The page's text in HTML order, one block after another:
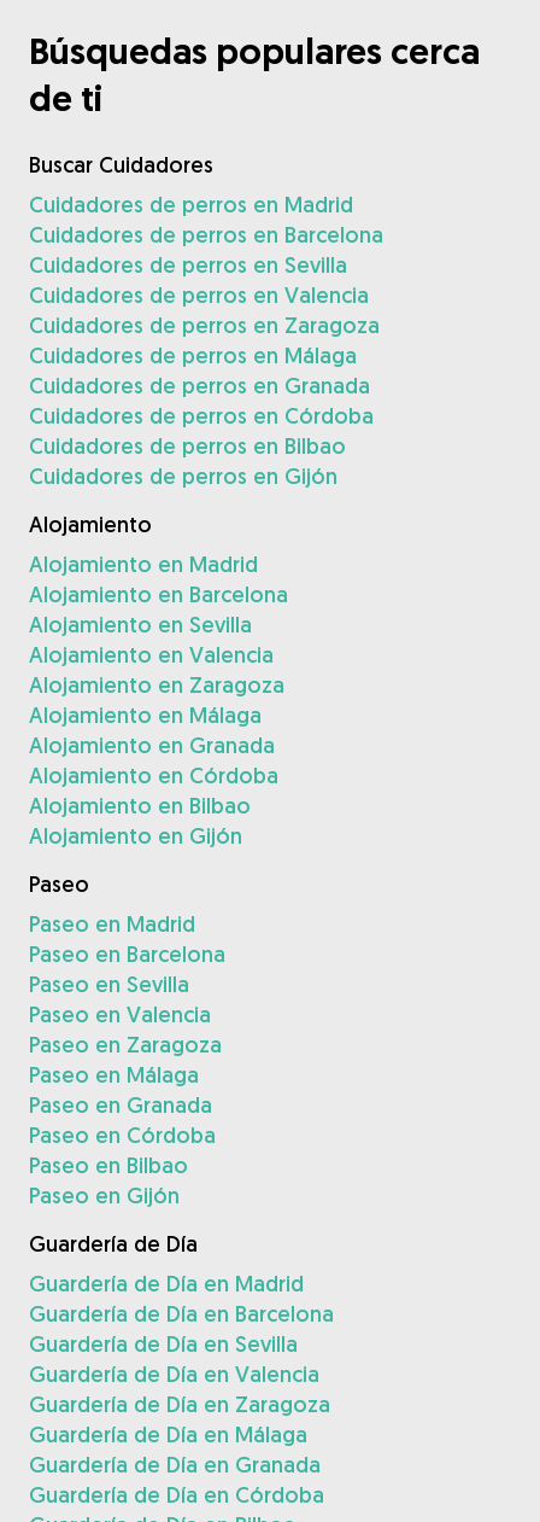
Búsquedas populares cerca
de ti
Buscar Cuidadores
Cuidadores de perros en Madrid
Cuidadores de perros en Barcelona
Cuidadores de perros en Sevilla
Cuidadores de perros en Valencia
Cuidadores de perros en Zaragoza
Cuidadores de perros en Málaga
Cuidadores de perros en Granada
Cuidadores de perros en Córdoba
Cuidadores de perros en Bilbao
Cuidadores de perros en Gijón
Alojamiento
Alojamiento en Madrid
Alojamiento en Barcelona
Alojamiento en Sevilla
Alojamiento en Valencia
Alojamiento en Zaragoza
Alojamiento en Málaga
Alojamiento en Granada
Alojamiento en Córdoba
Alojamiento en Bilbao
Alojamiento en Gijón
Paseo
Paseo en Madrid
Paseo en Barcelona
Paseo en Sevilla
Paseo en Valencia
Paseo en Zaragoza
Paseo en Málaga
Paseo en Granada
Paseo en Córdoba
Paseo en Bilbao
Paseo en Gijón
Guardería de Día
Guardería de Día en Madrid
Guardería de Día en Barcelona
Guardería de Día en Sevilla
Guardería de Día en Valencia
Guardería de Día en Zaragoza
Guardería de Día en Málaga
Guardería de Día en Granada
Guardería de Día en Córdoba